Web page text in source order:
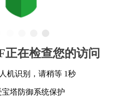
正在检查您的访问
机识别，请稍等 1秒
宝塔防御系统保护